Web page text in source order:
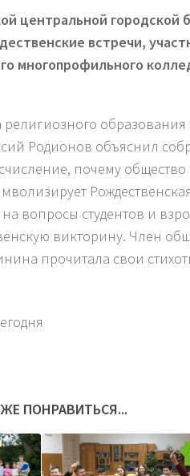
центральной городской
встречи,
многопрофильного
религиозного
Родионов объяснил
почему
вопросы студентов и
викторину. Член
прочитала свои
ПОНРАВИТЬСЯ...